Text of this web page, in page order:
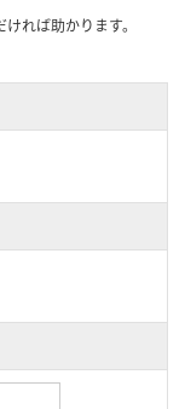
れば助かります。